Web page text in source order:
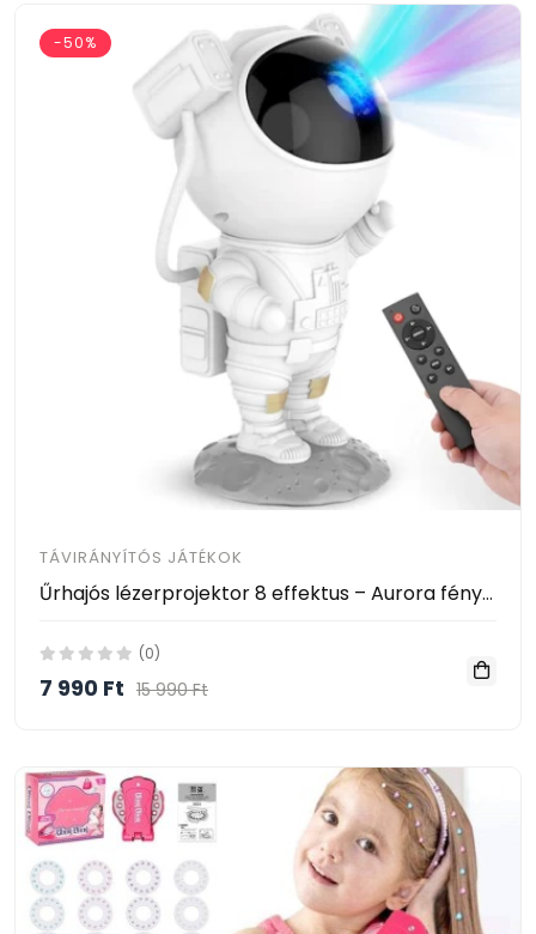
-50%
TÁVIRÁNYÍTÓS JÁTÉKOK
Űrhajós lézerprojektor 8 effektus – Aurora fényvetítés + lézer - LED lámpa, kivetítővel, galaxy astronaut starry sky
(0)
7 990 Ft 15 990 Ft